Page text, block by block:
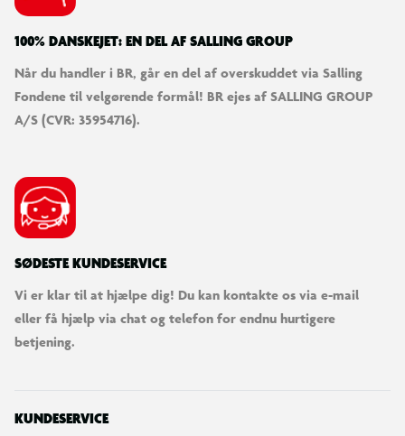
100% DANSKEJET: EN DEL AF SALLING GROUP
Når du handler i BR, går en del af overskuddet via Salling
Fondene til velgørende formål! BR ejes af SALLING GROUP
A/S (CVR: 35954716).
SØDESTE KUNDESERVICE
Vi er klar til at hjælpe dig! Du kan kontakte os via e-mail
eller få hjælp via chat og telefon for endnu hurtigere
betjening.
KUNDESERVICE